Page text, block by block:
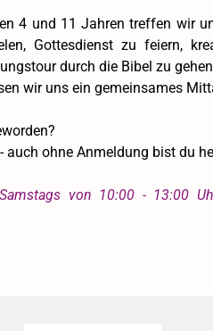
4 und 11 Jahren treffen wir
Gottesdienst zu feiern,
durch die Bibel zu
wir uns ein gemeinsames
auch ohne Anmeldung bist du
von 10:00 - 13:00